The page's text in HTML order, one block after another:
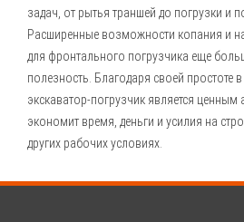
задач, от рытья траншей до погрузки и
Расширенные возможности копания и
для фронтального погрузчика еще
полезность. Благодаря своей простоте
экскаватор-погрузчик является
экономит время, деньги и усилия на
других рабочих условиях.